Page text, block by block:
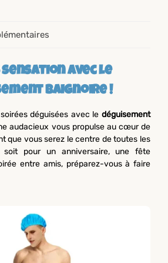
sensation avec le
baignoire !
déguisées avec le déguisement
audacieux vous propulse au cœur de
que vous serez le centre de toutes les
soit pour un anniversaire, une fête
entre amis, préparez-vous à faire